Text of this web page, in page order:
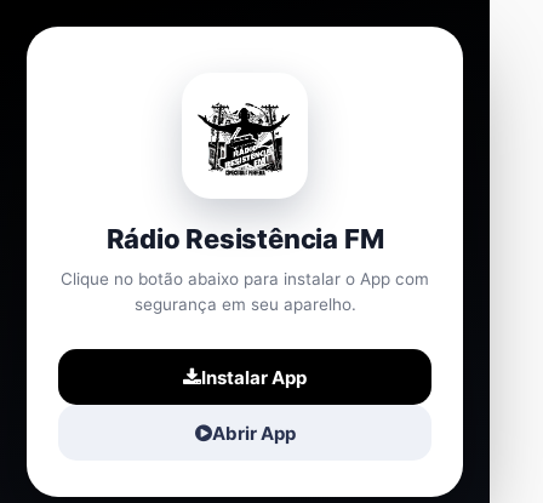
Rádio Resistência FM
Clique no botão abaixo para instalar o App com
segurança em seu aparelho.
Instalar App
Abrir App